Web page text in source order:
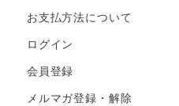
お支払方法について
ログイン
会員登録
メルマガ登録・解除